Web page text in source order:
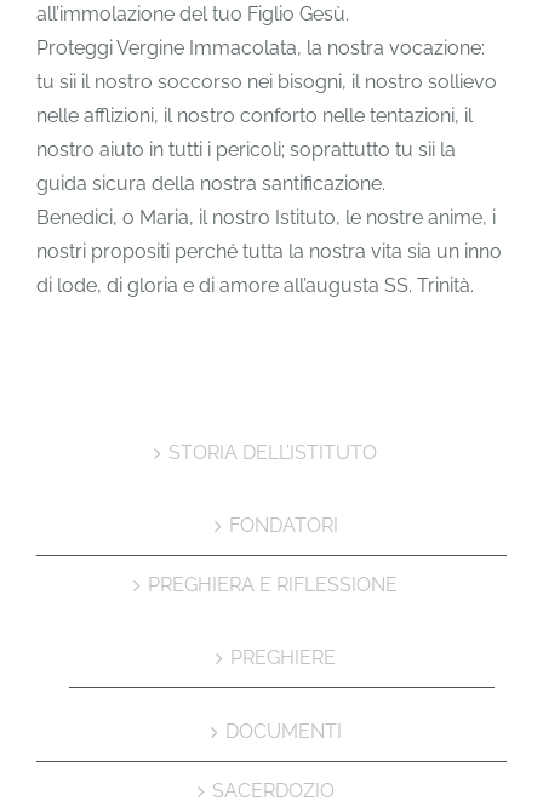
all’immolazione del tuo Figlio Gesù.
Proteggi Vergine Immacolata, la nostra vocazione:
tu sii il nostro soccorso nei bisogni, il nostro sollievo
nelle afflizioni, il nostro conforto nelle tentazioni, il
nostro aiuto in tutti i pericoli; soprattutto tu sii la
guida sicura della nostra santificazione.
Benedici, o Maria, il nostro Istituto, le nostre anime, i
nostri propositi perché tutta la nostra vita sia un inno
di lode, di gloria e di amore all’augusta SS. Trinità.
STORIA DELL’ISTITUTO
FONDATORI
PREGHIERA E RIFLESSIONE
PREGHIERE
DOCUMENTI
SACERDOZIO